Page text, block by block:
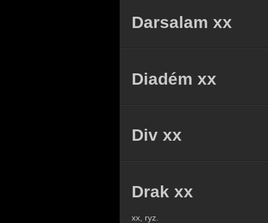
Darsalam xx
Diadém xx
Div xx
Drak xx
xx, ryz.